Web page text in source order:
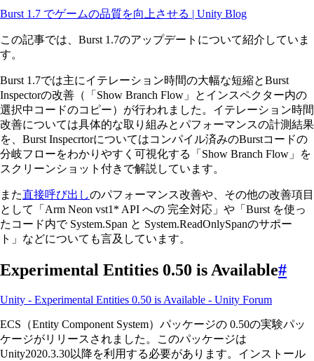
Burst 1.7 でゲームの品質を向上させる | Unity Blog
この記事では、Burst 1.7のアップデートについて紹介していま
す。
Burst 1.7では主にイテレーション時間の大幅な短縮とBurst
Inspectorの改善（「Show Branch Flow」とインスペクター内の
選択中コードのコピー）が行われました。イテレーション時間
改善については具体的な取り組みとパフォーマンスの計測結果
を、Burst Inspecrtorについてはコンパイル済みのBurstコードの
分岐フローをわかりやすく可視化する「Show Branch Flow」を
スクリーンショット付きで解説しています。
また直接呼び出しのパフォーマンス改善や、その他の改善項目
として「Arm Neon vst1* API への 完全対応」や「Burst を使っ
たコード内で System.Span と System.ReadOnlySpanのサポー
ト」などについても言及しています。
Experimental Entities 0.50 is Available#
Unity - Experimental Entities 0.50 is Available - Unity Forum
ECS（Entity Component System）パッケージの 0.50の実験パッ
ケージがリリースされました。このパッケージは
Unity2020.3.30以降を利用する必要があります。インストール